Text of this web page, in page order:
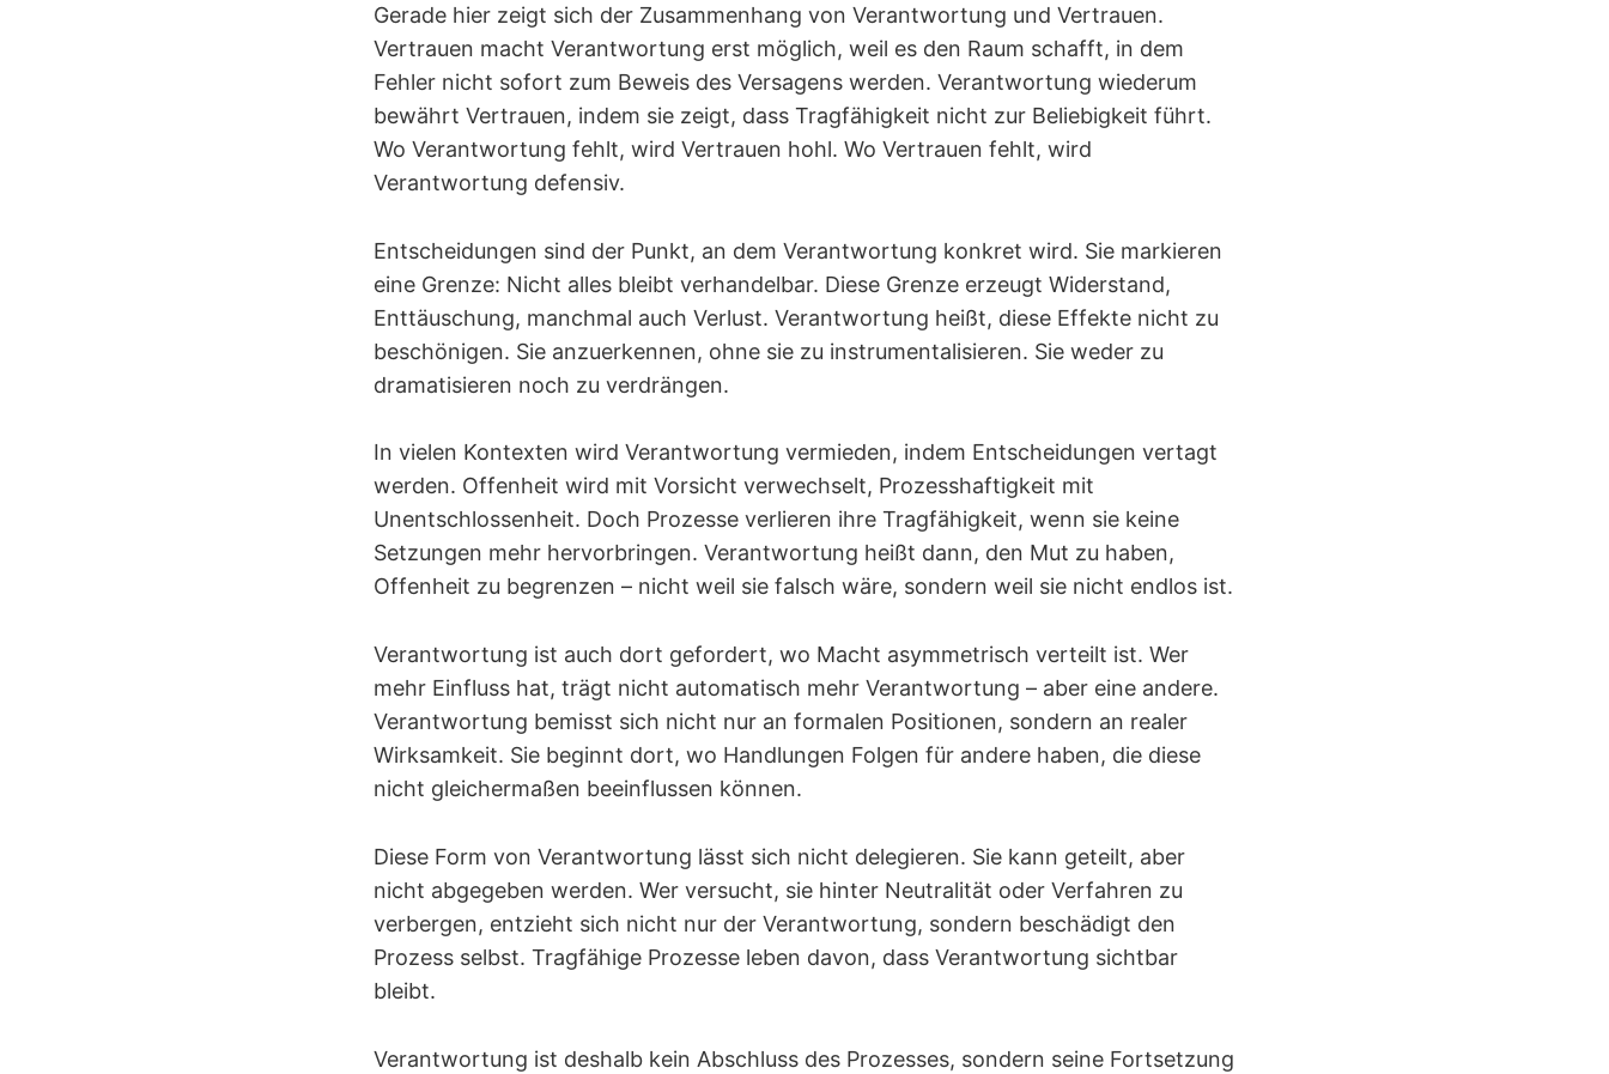
Gerade hier zeigt sich der Zusammenhang von Verantwortung und Vertrauen.
Vertrauen macht Verantwortung erst möglich, weil es den Raum schafft, in dem
Fehler nicht sofort zum Beweis des Versagens werden. Verantwortung wiederum
bewährt Vertrauen, indem sie zeigt, dass Tragfähigkeit nicht zur Beliebigkeit führt.
Wo Verantwortung fehlt, wird Vertrauen hohl. Wo Vertrauen fehlt, wird
Verantwortung defensiv.
Entscheidungen sind der Punkt, an dem Verantwortung konkret wird. Sie markieren
eine Grenze: Nicht alles bleibt verhandelbar. Diese Grenze erzeugt Widerstand,
Enttäuschung, manchmal auch Verlust. Verantwortung heißt, diese Effekte nicht zu
beschönigen. Sie anzuerkennen, ohne sie zu instrumentalisieren. Sie weder zu
dramatisieren noch zu verdrängen.
In vielen Kontexten wird Verantwortung vermieden, indem Entscheidungen vertagt
werden. Offenheit wird mit Vorsicht verwechselt, Prozesshaftigkeit mit
Unentschlossenheit. Doch Prozesse verlieren ihre Tragfähigkeit, wenn sie keine
Setzungen mehr hervorbringen. Verantwortung heißt dann, den Mut zu haben,
Offenheit zu begrenzen – nicht weil sie falsch wäre, sondern weil sie nicht endlos ist.
Verantwortung ist auch dort gefordert, wo Macht asymmetrisch verteilt ist. Wer
mehr Einfluss hat, trägt nicht automatisch mehr Verantwortung – aber eine andere.
Verantwortung bemisst sich nicht nur an formalen Positionen, sondern an realer
Wirksamkeit. Sie beginnt dort, wo Handlungen Folgen für andere haben, die diese
nicht gleichermaßen beeinflussen können.
Diese Form von Verantwortung lässt sich nicht delegieren. Sie kann geteilt, aber
nicht abgegeben werden. Wer versucht, sie hinter Neutralität oder Verfahren zu
verbergen, entzieht sich nicht nur der Verantwortung, sondern beschädigt den
Prozess selbst. Tragfähige Prozesse leben davon, dass Verantwortung sichtbar
bleibt.
Verantwortung ist deshalb kein Abschluss des Prozesses, sondern seine Fortsetzung